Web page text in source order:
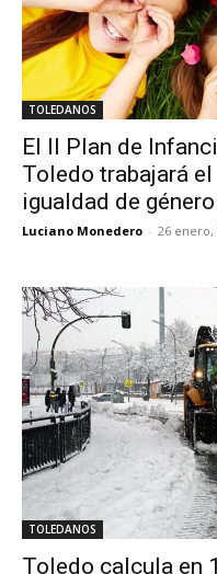
TOLEDANOS
El II Plan de
Toledo trabajará
igualdad de género
Luciano Monedero - 26 enero,
TOLEDANOS
Toledo calcula en